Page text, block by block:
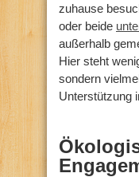
zuhause
oder beide
außerhalb
Hier steht
sondern
Unterstützung